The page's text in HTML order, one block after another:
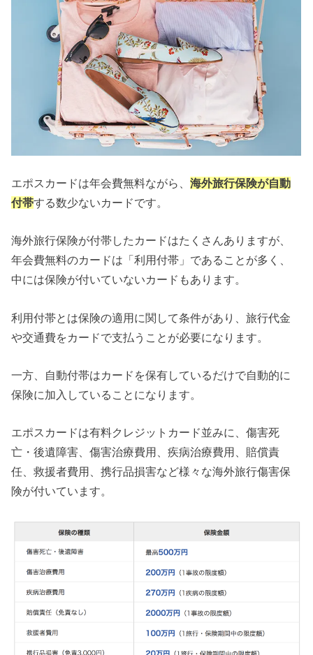
エポスカードは年会費無料ながら、海外旅行保険が自動
付帯する数少ないカードです。
海外旅行保険が付帯したカードはたくさんありますが、
年会費無料のカードは「利用付帯」であることが多く、
中には保険が付いていないカードもあります。
利用付帯とは保険の適用に関して条件があり、旅行代金
や交通費をカードで支払うことが必要になります。
一方、自動付帯はカードを保有しているだけで自動的に
保険に加入していることになります。
エポスカードは有料クレジットカード並みに、傷害死
亡・後遺障害、傷害治療費用、疾病治療費用、賠償責
任、救援者費用、携行品損害など様々な海外旅行傷害保
険が付いています。